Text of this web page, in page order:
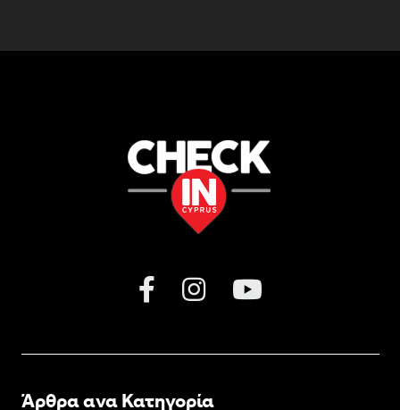
Άρθρα ανα Κατηγορία